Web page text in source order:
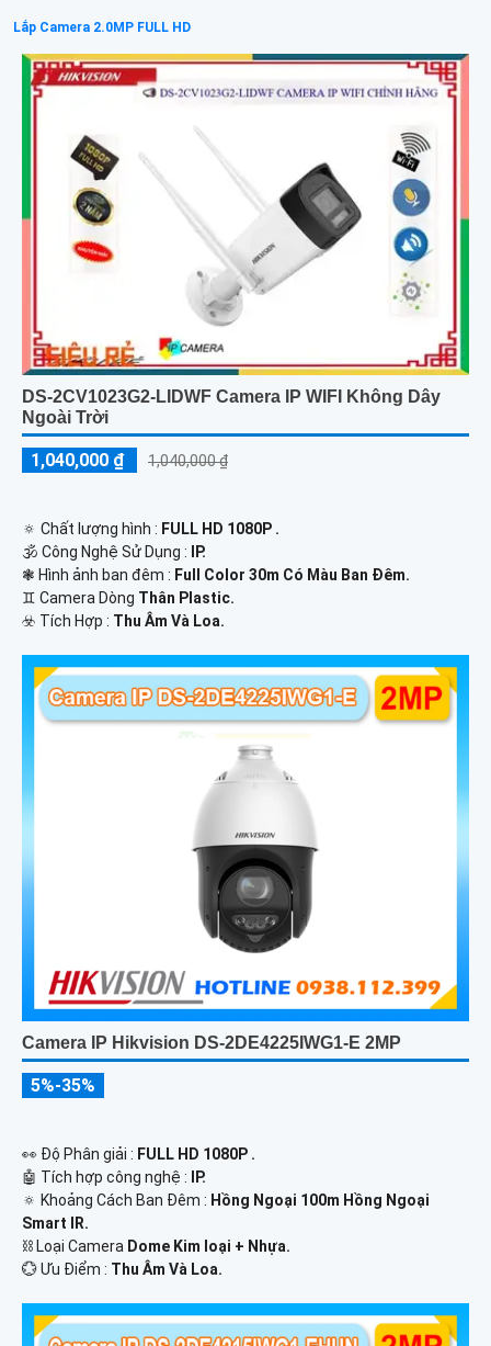
Lắp Camera 2.0MP FULL HD
DS-2CV1023G2-LIDWF Camera IP WIFI Không Dây
Ngoài Trời
1,040,000 ₫ 1,040,000 ₫
🔅 Chất lượng hình : FULL HD 1080P .
🕉️ Công Nghệ Sử Dụng :
IP.
❃ Hình ảnh ban đêm : Full Color 30m Có Màu Ban Ðêm.
♊ Camera Dòng Thân Plastic.
️☣️ Tích Hợp : Thu Âm Và Loa.
Camera IP Hikvision DS-2DE4225IWG1-E 2MP
5%-35%
️👀 Độ Phân giải : FULL HD 1080P .
🤖️ Tích hợp công nghệ :
IP.
🔅 Khoảng Cách Ban Đêm : Hồng Ngoại 100m Hồng Ngoại
Smart IR.
⛓ Loại Camera Dome Kim loại + Nhựa.
️💮 Ưu Điểm : Thu Âm Và Loa.